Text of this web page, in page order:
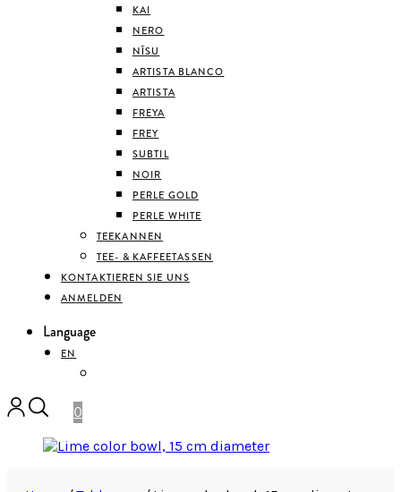
KAI
NERO
NĪSU
ARTISTA BLANCO
ARTISTA
FREYA
FREY
SUBTIL
NOIR
PERLE GOLD
PERLE WHITE
TEEKANNEN
TEE- & KAFFEETASSEN
KONTAKTIEREN SIE UNS
ANMELDEN
Language
EN
0